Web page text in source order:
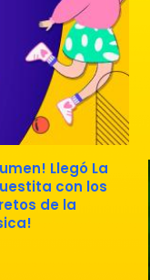
Llegó La
con los
de la